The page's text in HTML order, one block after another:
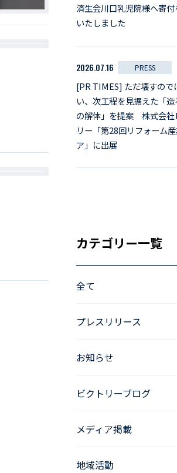
済生会川口乳児院様へ寄
いたしました
2026.07.16 PRESS
[PR TIMES] ただ壊すので
い、次工程を見据えた「造
の解体」を提案 株式会社
リー「第28回リフォーム
ア」に出展
カテゴリー一覧
全て
プレスリリース
お知らせ
ビクトリーブログ
メディア掲載
地域活動